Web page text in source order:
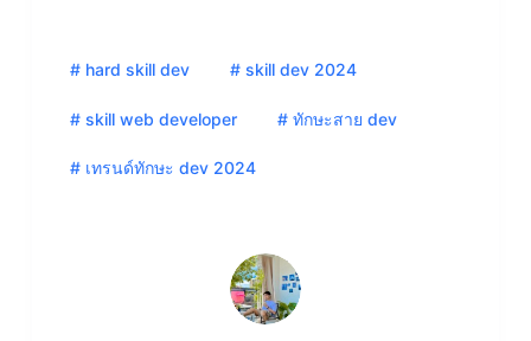
# hard skill dev # skill dev 2024
# skill web developer # ทักษะสาย dev
# เทรนด์ทักษะ dev 2024